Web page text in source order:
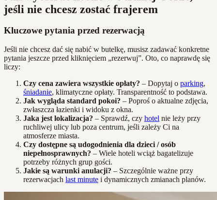
jeśli nie chcesz zostać frajerem
Kluczowe pytania przed rezerwacją
Jeśli nie chcesz dać się nabić w butelkę, musisz zadawać konkretne
pytania jeszcze przed kliknięciem „rezerwuj”. Oto, co naprawdę się
liczy:
Czy cena zawiera wszystkie opłaty? – Dopytaj o parking,
śniadanie, klimatyczne opłaty. Transparentność to podstawa.
Jak wygląda standard pokoi? – Poproś o aktualne zdjęcia,
zwłaszcza łazienki i widoku z okna.
Jaka jest lokalizacja? – Sprawdź, czy hotel nie leży przy
ruchliwej ulicy lub poza centrum, jeśli zależy Ci na
atmosferze miasta.
Czy dostępne są udogodnienia dla dzieci / osób
niepełnosprawnych? – Wiele hoteli wciąż bagatelizuje
potrzeby różnych grup gości.
Jakie są warunki anulacji? – Szczególnie ważne przy
rezerwacjach last minute i dynamicznych zmianach planów.